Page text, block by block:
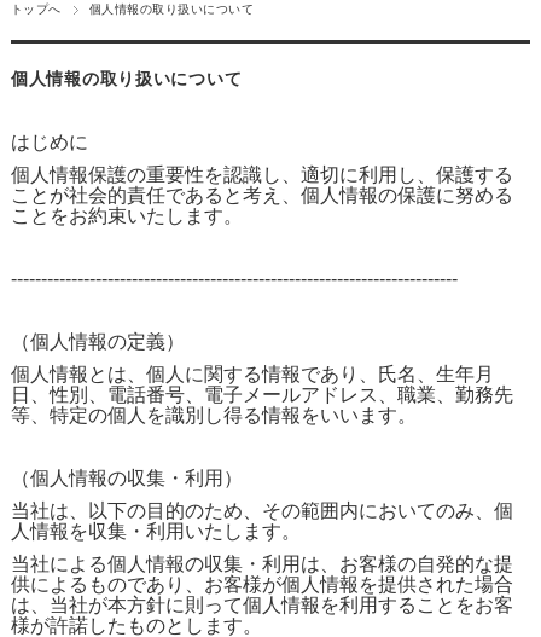
トップへ 個人情報の取り扱いについて
個人情報の取り扱いについて
はじめに
個人情報保護の重要性を認識し、適切に利用し、保護する
ことが社会的責任であると考え、個人情報の保護に努める
ことをお約束いたします。
--------------------------------------------------------------------------
（個人情報の定義）
個人情報とは、個人に関する情報であり、氏名、生年月
日、性別、電話番号、電子メールアドレス、職業、勤務先
等、特定の個人を識別し得る情報をいいます。
（個人情報の収集・利用）
当社は、以下の目的のため、その範囲内においてのみ、個
人情報を収集・利用いたします。
当社による個人情報の収集・利用は、お客様の自発的な提
供によるものであり、お客様が個人情報を提供された場合
は、当社が本方針に則って個人情報を利用することをお客
様が許諾したものとします。